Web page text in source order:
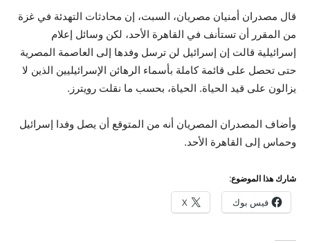
قال مصدران أمنيان مصريان، السبت، إن محادثات التهدئة في غزة
من المقرر أن تستأنف في القاهرة الأحد، لكن وسائل إعلام
إسرائيلية قالت إن إسرائيل لن ترسل وفدها إلى العاصمة المصرية
حتى تحصل على قائمة كاملة بأسماء الرهائن الإسرائيليين الذين لا
يزالون على قيد الحياة. الحياة، بحسب ما نقلت رويترز.
وأضاف المصدران المصريان أنه من المتوقع أن يصل وفدا إسرائيل
وحماس إلى القاهرة الأحد.
شارك هذا الموضوع:
فيس بوك X